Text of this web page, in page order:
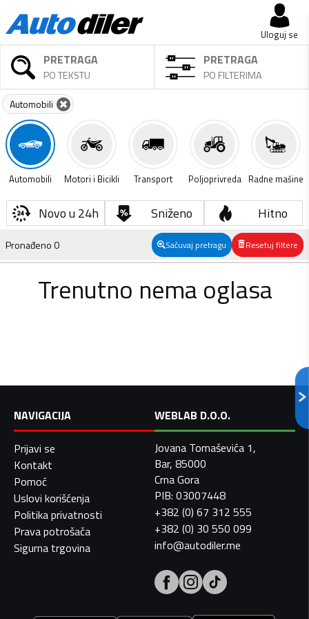
Uloguj se
PRETRAGA
PO TEKSTU
PRETRAGA
PO FILTERIMA
Automobili
Automobili Motori i Bicikli Transport Poljoprivreda Radne mašine
Novo u 24h Sniženo Hitno
Pronađeno0 Sačuvaj pretragu Resetuj filtere
Trenutno nema oglasa
NAVIGACIJA
Prijavi se
Kontakt
Pomoć
Uslovi korišćenja
Politika privatnosti
Prava potrošača
Sigurna trgovina
WEBLAB D.O.O.
Jovana Tomaševića 1,
Bar, 85000
Crna Gora
PIB: 03007448
+382 (0) 67 312 555
+382 (0) 30 550 099
info@autodiler.me